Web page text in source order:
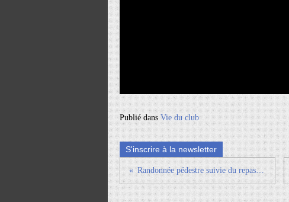
Publié dans Vie du club
S'inscrire à la newsletter
Randonnée pédestre suivie du repas à Douelle - DIMANCHE 18 FEVRIER